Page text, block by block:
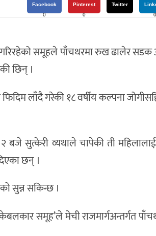
Facebook
0
Pinterest
0
Twitter
0
समूहले पाँचथरमा रुख ढालेर सडक
छिन् ।
लाँदै गरेकी १८ वर्षीय कल्पना
बजे सुत्केरी व्यथाले चापेकी ती
छन् ।
सुन्न सकिन्छ ।
समूह’ले मेची राजमार्गअन्तर्गत